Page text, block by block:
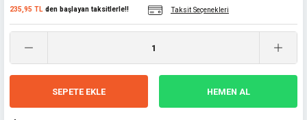
235,95 TL den başlayan taksitlerle!! Taksit Seçenekleri
SEPETE EKLE HEMEN AL